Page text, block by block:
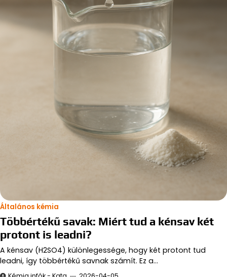
Általános kémia
Többértékű savak: Miért tud a kénsav két
protont is leadni?
A kénsav (H2SO4) különlegessége, hogy két protont tud
leadni, így többértékű savnak számít. Ez a…